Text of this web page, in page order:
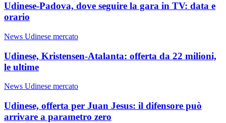
Udinese-Padova, dove seguire la gara in TV: data e
orario
News Udinese mercato
Udinese, Kristensen-Atalanta: offerta da 22 milioni,
le ultime
News Udinese mercato
Udinese, offerta per Juan Jesus: il difensore può
arrivare a parametro zero